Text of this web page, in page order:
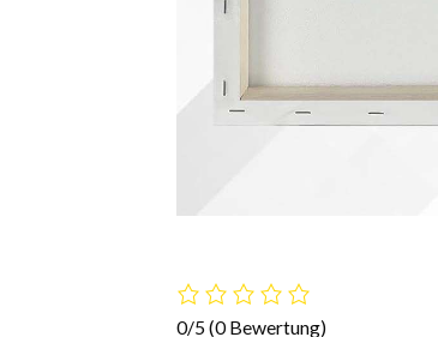
0/5(0 Bewertung)